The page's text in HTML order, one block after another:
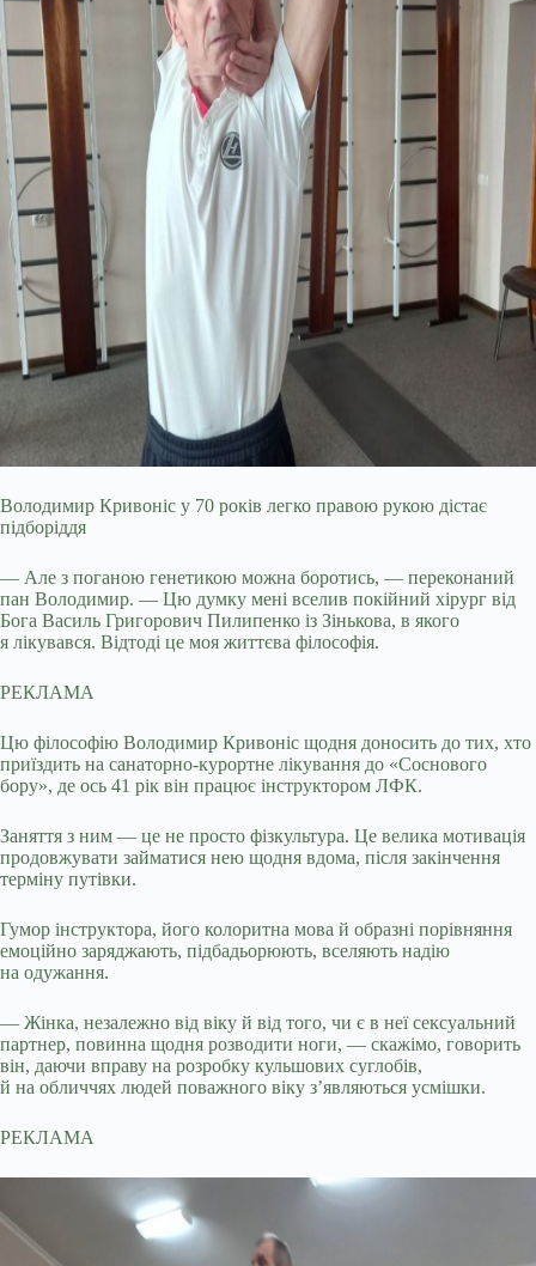
Володимир Кривоніс у 70 років легко правою рукою дістає
підборіддя
— Але з поганою генетикою можна боротись, — переконаний
пан Володимир. — Цю думку мені вселив покійний хірург від
Бога Василь Григорович Пилипенко із Зінькова, в якого
я лікувався. Відтоді це моя життєва філософія.
РЕКЛАМА
Цю філософію Володимир Кривоніс щодня доносить до тих, хто
приїздить на санаторно-курортне лікування до «Соснового
бору», де ось 41 рік він працює інструктором ЛФК.
Заняття з ним — це не просто фізкультура. Це велика мотивація
продовжувати займатися нею щодня вдома, після закінчення
терміну путівки.
Гумор інструктора, його колоритна мова й образні порівняння
емоційно заряджають, підбадьорюють, вселяють надію
на одужання.
— Жінка, незалежно від віку й від того, чи є в неї сексуальний
партнер, повинна щодня розводити ноги, — скажімо, говорить
він, даючи вправу на розробку кульшових суглобів,
й на обличчях людей поважного віку з’являються усмішки.
РЕКЛАМА